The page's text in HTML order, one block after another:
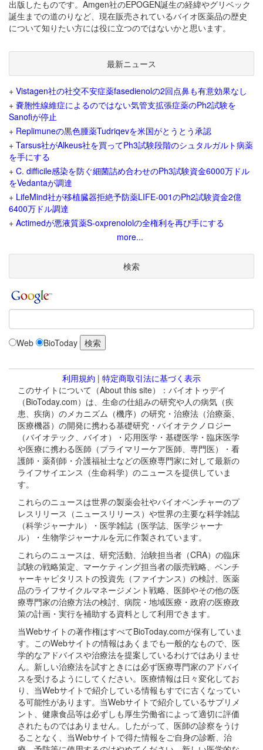
出版したものです。Amgen社のEPOGEN誕生の経緯やグリベック
誕生までの道のりなど、現在販売されているバイオ医薬品の歴史
について知りたい方には役に立つのではないかと思います。
最新ニュース
+ Vistagen社の社交不安症薬fasedienolの2回点鼻も有意効果なし
+ 嚢胞性線維症によるのではない気管支拡張症薬のPh2試験を
Sanofiが停止
+ Replimuneの黒色腫薬Tudriqevを米国がとうとう承認
+ Tarsus社がAlkeus社を買ってPh3試験段階のシュタルガルト病薬
を手にする
+ C. difficile感染を防ぐ細菌詰め合わせのPh3試験資金6000万ドル
をVedantaが調達
+ LifeMind社が移植臓器拒絶予防薬LIFE-001のPh2試験資金2億
6400万ドル調達
+ Actimedが悪液質薬S-oxprenololの全権利を再び手にする
more...
検索
Web BioToday
利用規約 | 特定商取引法に基づく表示
このサイトについて（About this site）：バイオトゥデイ
（BioToday.com）は、生命の仕組みの研究や人の病気（疾
患、疾病）のメカニズム（機序）の研究・治療法（治療薬、
医療機器）の開発に携わる基礎研究・バイオテクノロジー
（バイオテック、バイオ）・応用医学・基礎医学・臨床医学
や医療に携わる医師（プライマリーケア医師、専門医）・看
護師・薬剤師・介護福祉士などの医療専門家に対して最新の
ライフサイエンス（生命科学）のニュースを提供していま
す。
これらのニュースは世界の製薬会社やバイオベンチャーのプ
レスリリース（ニュースリリース）や世界の主要な科学雑誌
（科学ジャーナル）・医学雑誌（医学誌、医学ジャーナ
ル）・生物学ジャーナルを元に作製されています。
これらのニュースは、研究活動、治験担当者（CRA）の臨床
試験の戦略策定、マーケティング担当者の販売戦略、ベンチ
ャーキャピタリストの投資先（ファイナンス）の検討、医薬
品のライフサイクルマネージメント戦略、医師やその他の医
療専門家の治療方法の検討、病院・地域医療・政府の医療政
策の計画・実行を補助する資料として利用できます。
当Webサイトの著作権はすべてBioToday.comが保有していま
す。このWebサイトの情報はあくまでも一般的なもので、医
学的なアドバイスや治療法を提案しているわけではありませ
ん。新しい治療法を試すときには必ず医療専門家のアドバイ
スを受けるようにしてください。医療情報は日々変化してお
り、当Webサイトで紹介している情報もすでに古くなってい
る可能性があります。当Webサイトで紹介しているサプリメ
ント、健康食品等は必ずしも厚生労働省によって適切に評価
されたものではありません。したがって、医師の診察をうけ
ることなく、当Webサイトで得た情報をご自身の診断、治